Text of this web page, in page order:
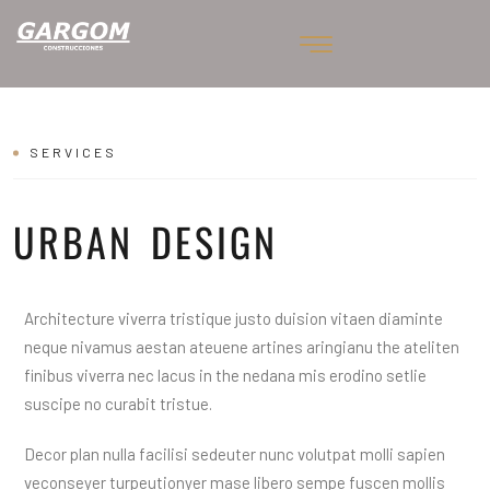
SERVICES
URBAN DESIGN
Architecture viverra tristique justo duision vitaen diaminte
neque nivamus aestan ateuene artines aringianu the ateliten
finibus viverra nec lacus in the nedana mis erodino setlie
suscipe no curabit tristue.
Decor plan nulla facilisi sedeuter nunc volutpat molli sapien
veconseyer turpeutionyer mase libero sempe fuscen mollis